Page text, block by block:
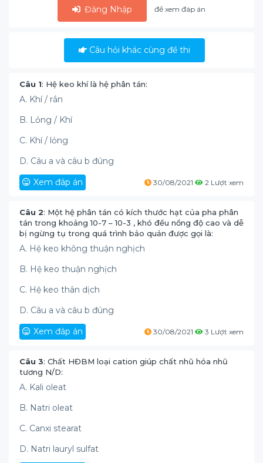
Đăng Nhập để xem đáp án
Câu hỏi khác cùng đề thi
Câu 1: Hệ keo khí là hệ phân tán:
A. Khí / rắn
B. Lỏng / Khí
C. Khí / lỏng
D. Câu a và câu b đúng
Xem đáp án
30/08/2021 2 Lượt xem
Câu 2: Một hệ phân tán có kích thước hạt của pha phân
tán trong khoảng 10-7 – 10-3 , khó đều nồng độ cao và dễ
bị ngừng tụ trong quá trình bảo quản được gọi là:
A. Hệ keo không thuận nghịch
B. Hệ keo thuận nghịch
C. Hệ keo thân dịch
D. Câu a và câu b đúng
Xem đáp án
30/08/2021 3 Lượt xem
Câu 3: Chất HĐBM loại cation giúp chất nhũ hóa nhũ
tương N/D:
A. Kali oleat
B. Natri oleat
C. Canxi stearat
D. Natri lauryl sulfat